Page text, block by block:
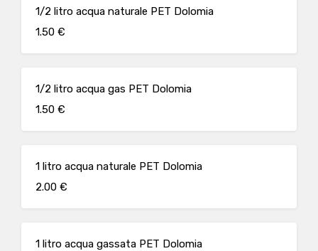
1/2 litro acqua naturale PET Dolomia
1.50 €
1/2 litro acqua gas PET Dolomia
1.50 €
1 litro acqua naturale PET Dolomia
2.00 €
1 litro acqua gassata PET Dolomia